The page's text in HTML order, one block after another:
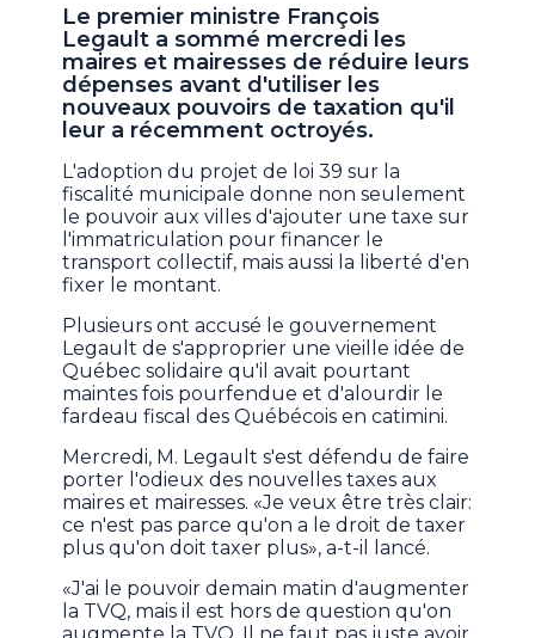
Le premier ministre François
Legault a sommé mercredi les
maires et mairesses de réduire leurs
dépenses avant d'utiliser les
nouveaux pouvoirs de taxation qu'il
leur a récemment octroyés.
L'adoption du projet de loi 39 sur la
fiscalité municipale donne non seulement
le pouvoir aux villes d'ajouter une taxe sur
l'immatriculation pour financer le
transport collectif, mais aussi la liberté d'en
fixer le montant.
Plusieurs ont accusé le gouvernement
Legault de s'approprier une vieille idée de
Québec solidaire qu'il avait pourtant
maintes fois pourfendue et d'alourdir le
fardeau fiscal des Québécois en catimini.
Mercredi, M. Legault s'est défendu de faire
porter l'odieux des nouvelles taxes aux
maires et mairesses. «Je veux être très clair:
ce n'est pas parce qu'on a le droit de taxer
plus qu'on doit taxer plus», a-t-il lancé.
«J'ai le pouvoir demain matin d'augmenter
la TVQ, mais il est hors de question qu'on